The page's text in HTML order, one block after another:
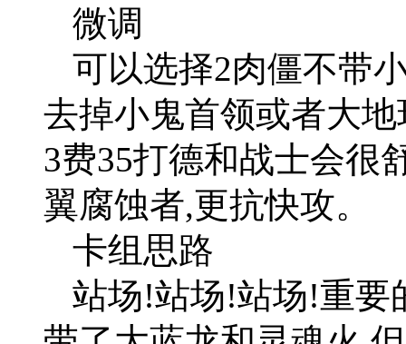
微调
可以选择2肉僵不带
去掉小鬼首领或者大
3费35打德和战士会很
翼腐蚀者,更抗快攻。
卡组思路
站场!站场!站场!重要